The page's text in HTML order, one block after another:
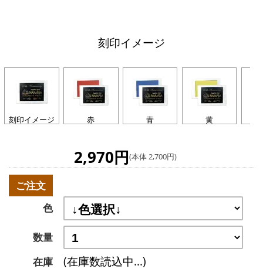
刻印イメージ
刻印イメージ 赤 青 黄
2,970円(本体 2,700円)
ご注文
色
数量
在庫
(在庫数読込中...)